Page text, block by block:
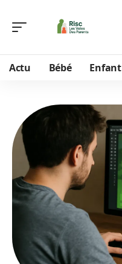
Actu Bébé Enfant